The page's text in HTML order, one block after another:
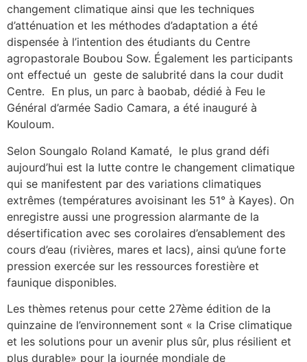
changement climatique ainsi que les techniques
d’atténuation et les méthodes d’adaptation a été
dispensée à l’intention des étudiants du Centre
agropastorale Boubou Sow. Également les participants
ont effectué un geste de salubrité dans la cour dudit
Centre. En plus, un parc à baobab, dédié à Feu le
Général d’armée Sadio Camara, a été inauguré à
Kouloum.
Selon Soungalo Roland Kamaté, le plus grand défi
aujourd’hui est la lutte contre le changement climatique
qui se manifestent par des variations climatiques
extrêmes (températures avoisinant les 51° à Kayes). On
enregistre aussi une progression alarmante de la
désertification avec ses corolaires d’ensablement des
cours d’eau (rivières, mares et lacs), ainsi qu’une forte
pression exercée sur les ressources forestière et
faunique disponibles.
Les thèmes retenus pour cette 27ème édition de la
quinzaine de l’environnement sont « la Crise climatique
et les solutions pour un avenir plus sûr, plus résilient et
plus durable» pour la journée mondiale de